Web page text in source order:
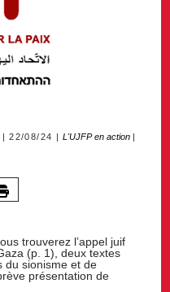
22/08/24 L'UJFP en action
trouverez l’appel juif
(p. 1), deux textes
du sionisme et de
présentation de